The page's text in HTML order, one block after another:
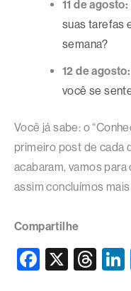
11 de agosto:
suas tarefas
semana?
12 de agosto:
você se
Você já sabe: o
primeiro post de cada
acabaram, vamos
assim concluímos
Compartilhe
F
X
T